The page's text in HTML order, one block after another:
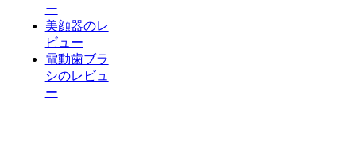
ー
美顔器のレ
ビュー
電動歯ブラ
シのレビュ
ー